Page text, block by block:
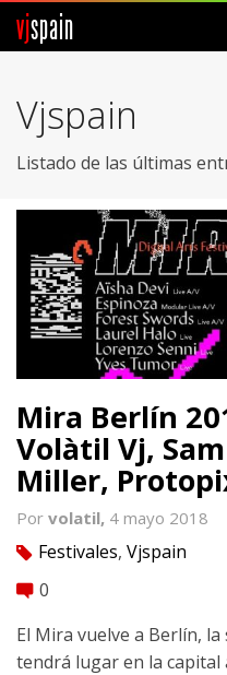
vjspain
Foros
Ayuda
Contacto
Crear Cuenta
Vjspain
Listado de las últimas
Mira Berlín
Volàtil Vj,
Miller,
Por volatil, 4 mayo 2018
tag Festivales, Vjspain
comment 0
El Mira vuelve a Berlín,
tendrá lugar en la capital